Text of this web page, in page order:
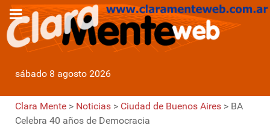
sábado 8 agosto 2026
Clara Mente > Noticias > Ciudad de Buenos Aires > BA
Celebra 40 años de Democracia